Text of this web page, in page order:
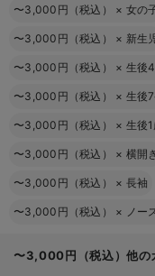
〜3,000円（税込） × 女の
〜3,000円（税込） × 新生
〜3,000円（税込） × 生後
〜3,000円（税込） × 生後
〜3,000円（税込） × 生後
〜3,000円（税込） × 横開き
〜3,000円（税込） × 長袖
〜3,000円（税込） × ノー
〜3,000円（税込）他の